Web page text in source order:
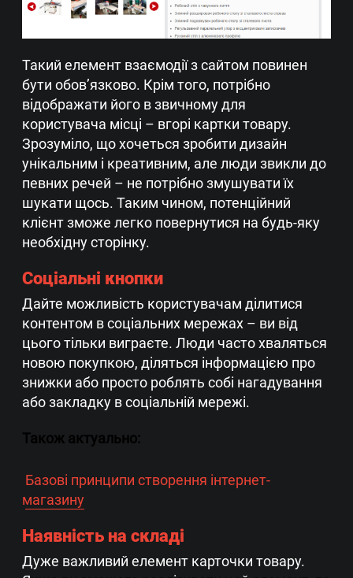
Такий елемент взаємодії з сайтом повинен
бути обов’язково. Крім того, потрібно
відображати його в звичному для
користувача місці – вгорі картки товару.
Зрозуміло, що хочеться зробити дизайн
унікальним і креативним, але люди звикли до
певних речей – не потрібно змушувати їх
шукати щось. Таким чином, потенційний
клієнт зможе легко повернутися на будь-яку
необхідну сторінку.
Соціальні кнопки
Дайте можливість користувачам ділитися
контентом в соціальних мережах – ви від
цього тільки виграєте. Люди часто хваляться
новою покупкою, діляться інформацією про
знижки або просто роблять собі нагадування
або закладку в соціальній мережі.
Також актуально:
Базові принципи створення інтернет-
магазину
Наявність на складі
Дуже важливий елемент карточки товару.